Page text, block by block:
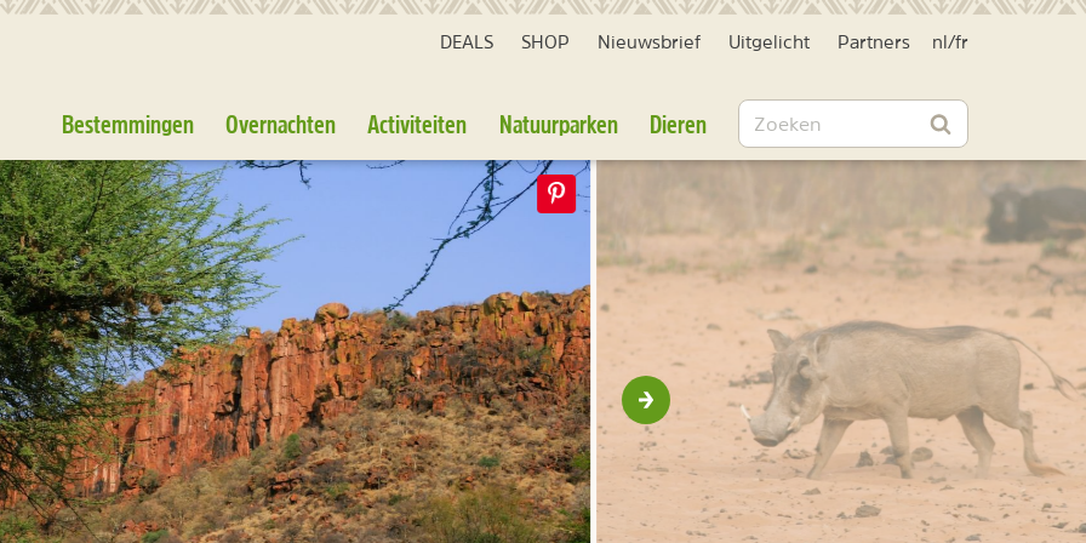
DEALS SHOP Nieuwsbrief Uitgelicht Partners nl /fr
Bestemmingen Overnachten Activiteiten Natuurparken Dieren Zoeken
Zoeken
Volgende